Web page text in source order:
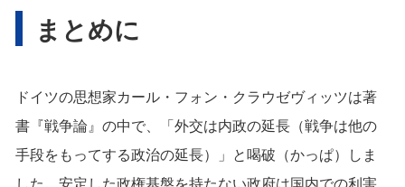
まとめに
ドイツの思想家カール・フォン・クラウゼヴィッツは著
書『戦争論』の中で、「外交は内政の延長（戦争は他の
手段をもってする政治の延長）」と喝破（かっぱ）しま